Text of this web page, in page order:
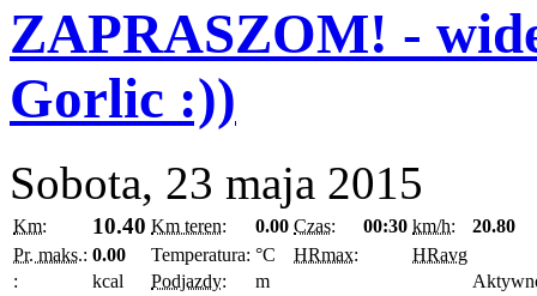
ZAPRASZOM! -
Gorlic :))
Sobota, 23 maja 2015
Km: 10.40 Km teren: 0.00 Czas: 00:30 km/h:
20.80
Pr. maks.: 0.00 Temperatura: °C HRmax:
HRavg
:
kcal Podjazdy: m